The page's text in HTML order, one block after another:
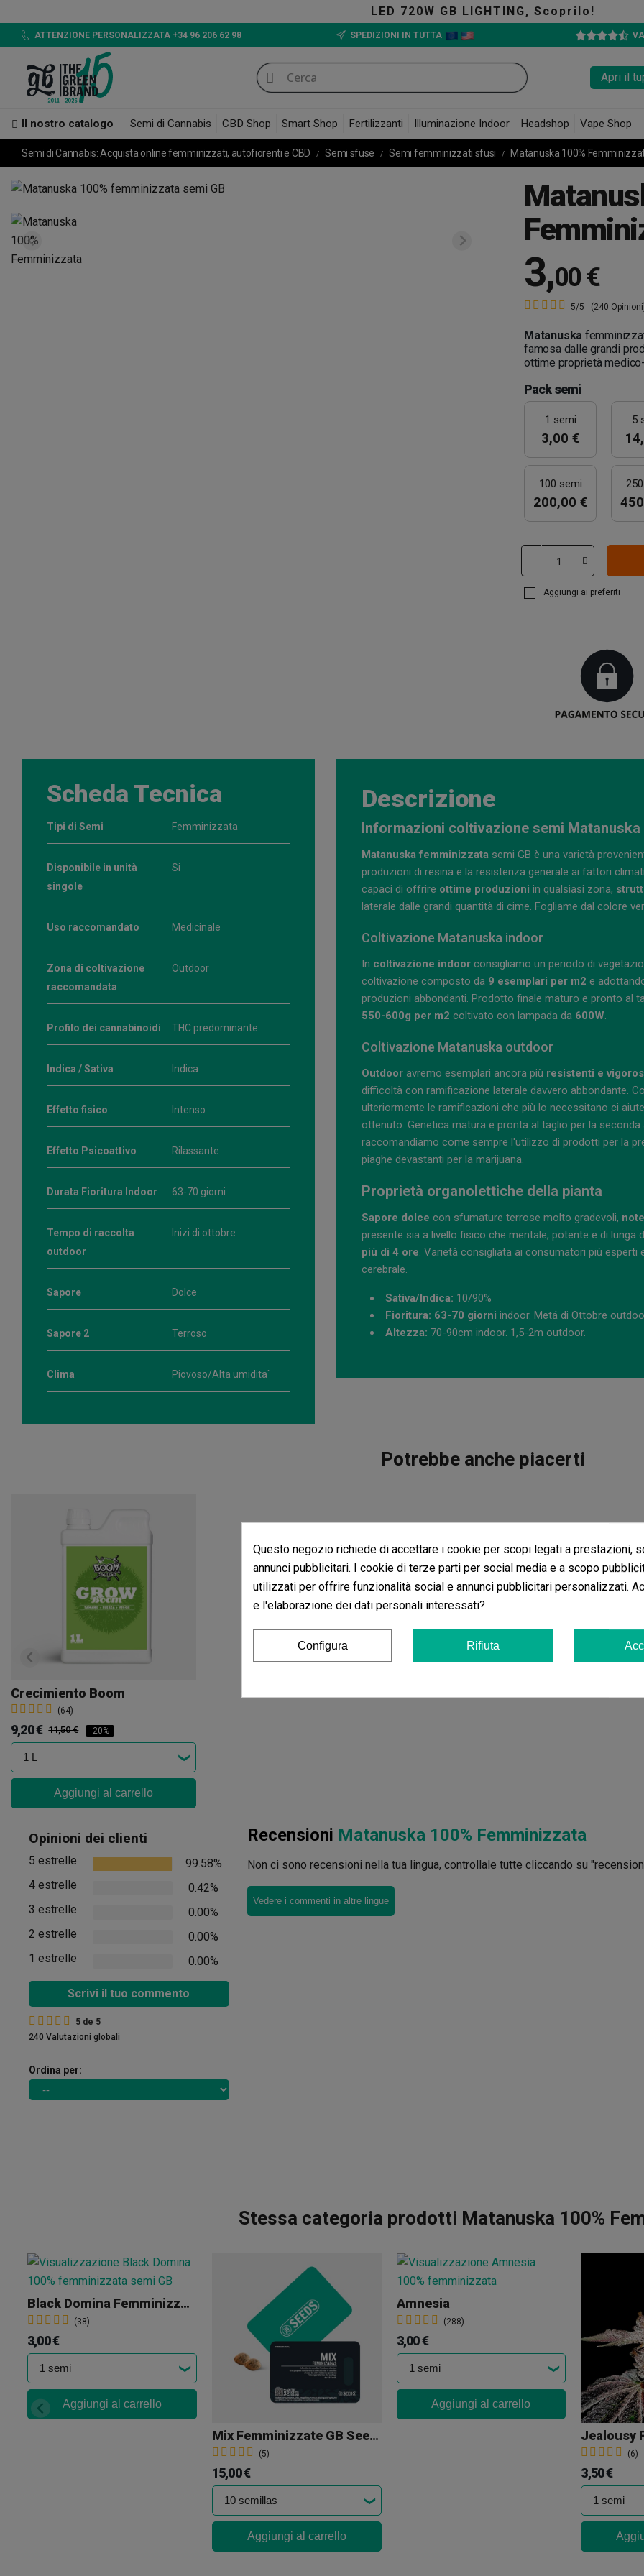
LED 720W GB LIGHTING, Scoprilo!
ATTENZIONE PERSONALIZZATA +34 96 206 62 98 SPEDIZIONI IN TUTTA
Apri il
Il nostro catalogo Semi di Cannabis CBD Shop Smart Shop Fertilizzanti Illuminazione Indoor Headshop Vape Shop
Semi di Cannabis: Acquista online femminizzati, autofiorenti e CBD Semi sfuse Semi femminizzati sfusi Matanuska 100%
3,00 €
5/5 (240
Matanuska
famosa dalle grandi
ottime proprietà
Pack semi
1 semi
3,00 €
5
100 semi
200,00 €
Aggiungi ai preferiti
Scheda Tecnica
Tipi di Semi Femminizzata
Disponibile in unità
singole
Si
Uso raccomandato Medicinale
Zona di coltivazione
raccomandata
Outdoor
Profilo dei cannabinoidi THC predominante
Indica / Sativa Indica
Effetto fisico Intenso
Effetto Psicoattivo Rilassante
Durata Fioritura Indoor 63-70 giorni
Tempo di raccolta
outdoor
Inizi di ottobre
Sapore Dolce
Sapore 2 Terroso
Clima Piovoso/Alta umidita`
Descrizione
Informazioni coltivazione semi Matanuska
Matanuska femminizzata semi GB è una varietà
produzioni di resina e la resistenza generale ai fattori
capaci di offrire ottime produzioni in qualsiasi zona,
laterale dalle grandi quantità di cime. Fogliame dal colore
Coltivazione Matanuska indoor
In coltivazione indoor consigliamo un periodo di
coltivazione composto da 9 esemplari per m2 e
produzioni abbondanti. Prodotto finale maturo e pronto al
550-600g per m2 coltivato con lampada da 600W.
Coltivazione Matanuska outdoor
Outdoor avremo esemplari ancora più resistenti e
difficoltà con ramificazione laterale davvero abbondante.
ulteriormente le ramificazioni che più lo necessitano ci
ottenuto. Genetica matura e pronta al taglio per la
raccomandiamo come sempre l'utilizzo di prodotti per la
piaghe devastanti per la marijuana.
Proprietà organolettiche della pianta
Sapore dolce con sfumature terrose molto gradevoli,
presente sia a livello fisico che mentale, potente e di
più di 4 ore. Varietà consigliata ai consumatori più esperti
cerebrale.
Sativa/Indica: 10/90%
Fioritura: 63-70 giorni indoor. Metá di Ottobre
Altezza: 70-90cm indoor. 1,5-2m outdoor.
Potrebbe anche piacerti
Crecimiento Boom
(64)
9,20 € 11,50 € -20%
Aggiungi al carrello
Opinioni dei clienti
5 estrelle
99.58%
4 estrelle
0.42%
3 estrelle
0.00%
2 estrelle
0.00%
1 estrelle
0.00%
Scrivi il tuo commento
5 de 5
240 Valutazioni globali
Ordina per:
Recensioni Matanuska 100% Femminizzata
Non ci sono recensioni nella tua lingua, controllale tutte cliccando su
Vedere i commenti in altre lingue
Stessa categoria prodotti Matanuska 100%
Black Domina Femminizzata Sfusa
(38)
3,00 €
Aggiungi al carrello
Mix Femminizzate GB Seeds
(5)
15,00 €
Aggiungi al carrello
Amnesia
(288)
3,00 €
Aggiungi al carrello
(6)
3,50 €
Questo negozio richiede di accettare i cookie per scopi legati a prestazioni,
annunci pubblicitari. I cookie di terze parti per social media e a scopo
utilizzati per offrire funzionalità social e annunci pubblicitari personalizzati.
e l'elaborazione dei dati personali interessati?
Configura Rifiuta